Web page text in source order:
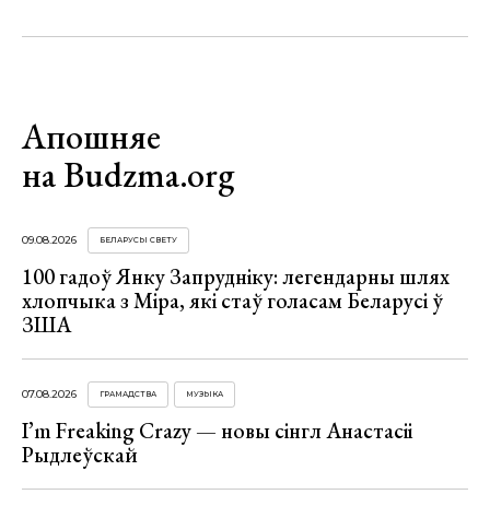
Апошняе
на Budzma.org
09.08.2026 БЕЛАРУСЫ СВЕТУ
100 гадоў Янку Запрудніку: легендарны шлях
хлопчыка з Міра, які стаў голасам Беларусі ў
ЗША
07.08.2026 ГРАМАДСТВА МУЗЫКА
I’m Freaking Crazy — новы сінгл Анастасіі
Рыдлеўскай